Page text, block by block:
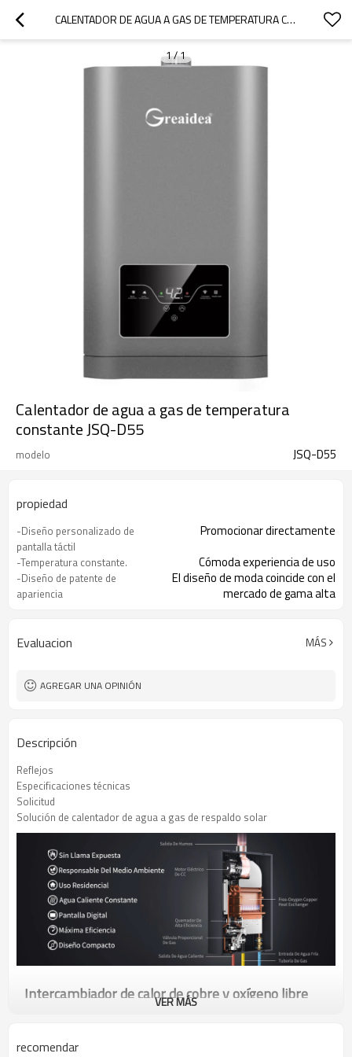
CALENTADOR DE AGUA A GAS DE TEMPERATURA CONSTANTE JSQ-D55
1/1
Calentador de agua a gas de temperatura
constante JSQ-D55
modelo JSQ-D55
propiedad
-Diseño personalizado de
pantalla táctil
Promocionar directamente
-Temperatura constante. Cómoda experiencia de uso
-Diseño de patente de
apariencia
El diseño de moda coincide con el
mercado de gama alta
-Pantalla digital Claramente control de funciones
Evaluacion MÁS
AGREGAR UNA OPINIÓN
Descripción
Reflejos
Especificaciones técnicas
Solicitud
Solución de calentador de agua a gas de respaldo solar
Intercambiador de calor de cobre y oxígeno libre
para agua saludable durante mucho tiempo.
VER MÁS
recomendar